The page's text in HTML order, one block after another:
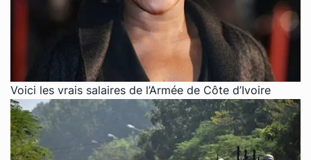
Voici les vrais salaires de l’Armée de Côte d’Ivoire